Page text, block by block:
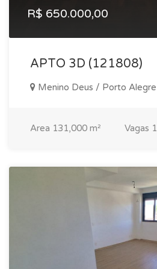
R$ 650.000,00
APTO 3D (121808)
Menino Deus / Porto Alegre
Area 131,000 m² Vagas 1